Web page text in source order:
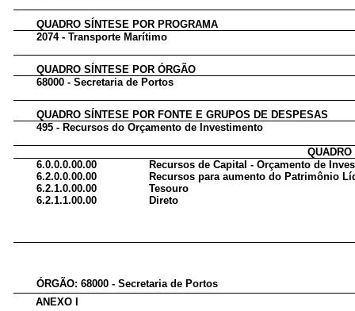
QUADRO SÍNTESE POR PROGRAMA
2074 - Transporte Marítimo
QUADRO SÍNTESE POR ÓRGÃO
68000 - Secretaria de Portos
QUADRO SÍNTESE POR FONTE E GRUPOS DE DESPESAS
495 - Recursos do Orçamento de Investimento
6.0.0.0.00.00
Recursos de Capital - Orçamento de
6.2.0.0.00.00
Recursos para aumento do Patrimônio
6.2.1.0.00.00
Tesouro
6.2.1.1.00.00
Direto
ÓRGÃO: 68000 - Secretaria de Portos
ANEXO I